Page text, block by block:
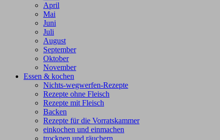
April
Mai
Juni
Juli
August
September
Oktober
November
Essen & kochen
Nichts-wegwerfen-Rezepte
Rezepte ohne Fleisch
Rezepte mit Fleisch
Backen
Rezepte für die Vorratskammer
einkochen und einmachen
trocknen und räuchern